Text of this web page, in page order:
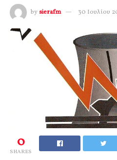
by sierafm 30 Ιουλίου
0
SHARES